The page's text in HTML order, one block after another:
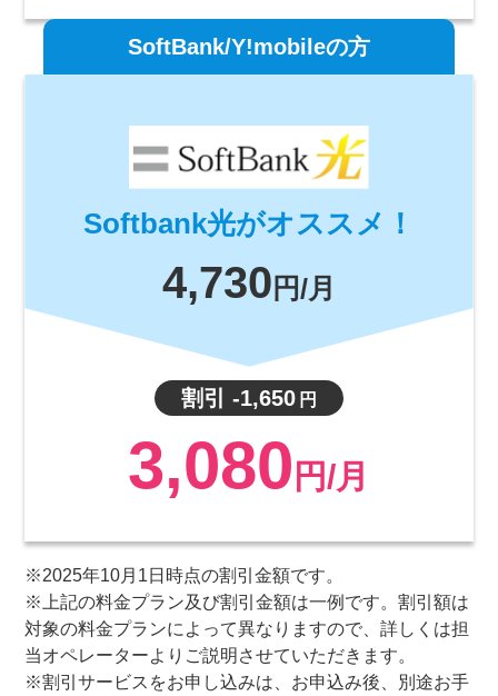
SoftBank/Y!mobileの方
Softbank光がオススメ！
4,730 円/月
割引 -1,650 円
3,080 円/月
※2025年10月1日時点の割引金額です。
※上記の料金プラン及び割引金額は一例です。割引額は
対象の料金プランによって異なりますので、詳しくは担
当オペレーターよりご説明させていただきます。
※割引サービスをお申し込みは、お申込み後、別途お手